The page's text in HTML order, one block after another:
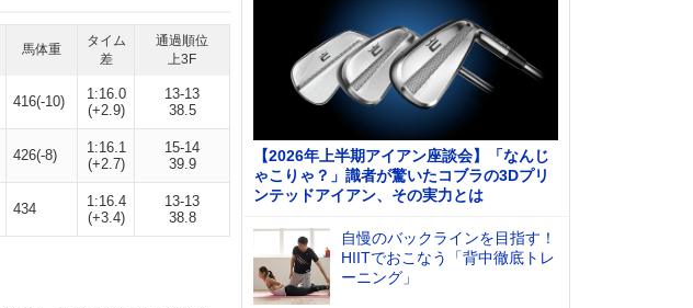
馬体重
タイム
差
通過順位
上3F
416(-10)
1:16.0
(+2.9)
13-13
38.5
426(-8)
1:16.1
(+2.7)
15-14
39.9
434
1:16.4
(+3.4)
13-13
38.8
【2026年上半期アイアン座談会】「なんじ
ゃこりゃ？」識者が驚いたコブラの3Dプリ
ンテッドアイアン、その実力とは
自慢のバックラインを目指す！
HIITでおこなう「背中徹底トレ
ーニング」